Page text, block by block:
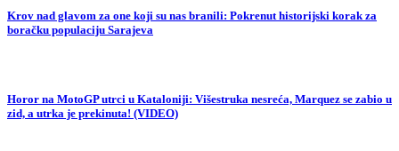
Krov nad glavom za one koji su nas branili: Pokrenut historijski korak za
boračku populaciju Sarajeva
Horor na MotoGP utrci u Kataloniji: Višestruka nesreća, Marquez se zabio u
zid, a utrka je prekinuta! (VIDEO)